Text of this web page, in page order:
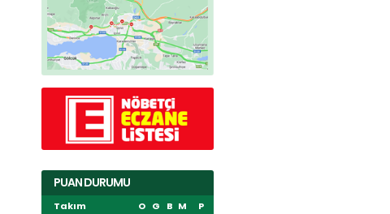
PUAN DURUMU
Takım O G B M
P